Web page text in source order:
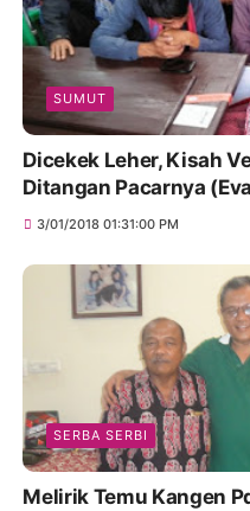
SUMUT
Dicekek Leher, Kisah
Ditangan Pacarnya
3/01/2018 01:31:00 PM
SERBA SERBI
Melirik Temu Kangen